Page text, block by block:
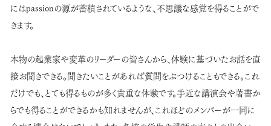
にはpassionの源が蓄積されているような、不思議な感覚を得ることがで
きます。
本物の起業家や変革のリーダーの皆さんから、体験に基づいたお話を直
接お聞きできる。聞きたいことがあれば質問をぶつけることもできる。これ
だけでも、とても得るものが多く貴重な体験です。手近な講演会や著書か
らでも得ることができるかも知れませんが、これほどのメンバーが一同に